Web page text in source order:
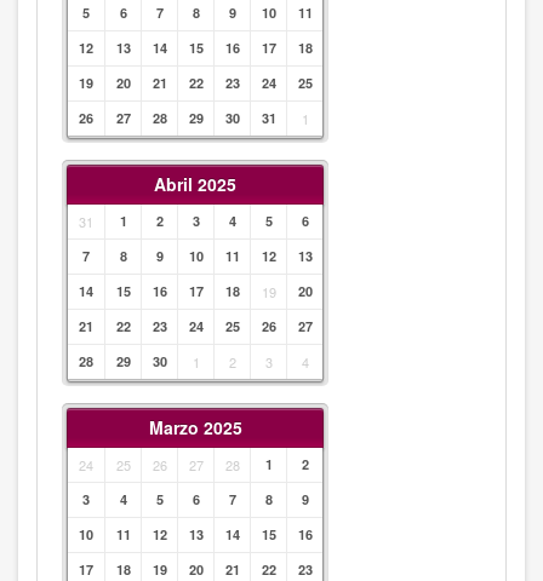
5 6 7 8 9 10
11
12
13 14 15 16 17
18
19
20 21 22 23 24
25
26
27 28 29 30 31 1
Abril 2025
31 1 2 3 4 5
6
7
8 9 10 11 12
13
14
15 16 17 18 19
20
21
22 23 24 25 26
27
28
29 30 1 2 3 4
Marzo 2025
24 25 26 27 28 1
2
3
4 5 6 7 8
9
10
11 12 13 14 15
16
17
18 19 20 21 22
23